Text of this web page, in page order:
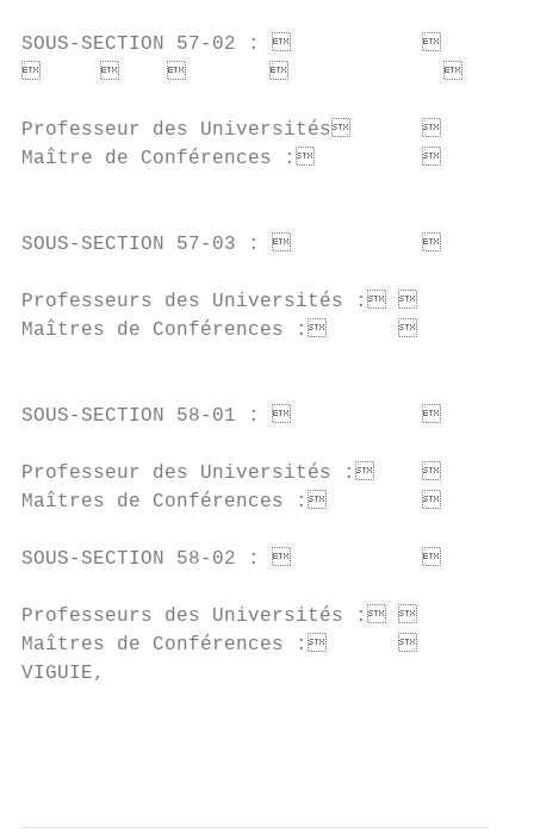
SOUS-SECTION 57-02 :            
                             
Professeur des Universités            M.
Maître de Conférences :               Mme
SOUS-SECTION 57-03 :            
Professeurs des Universités :         M.
Maîtres de Conférences :              Mme
SOUS-SECTION 58-01 :            
Professeur des Universités :          M.
Maîtres de Conférences :              Mme
SOUS-SECTION 58-02 :            
Professeurs des Universités :         M.
Maîtres de Conférences :              M.
VIGUIE,